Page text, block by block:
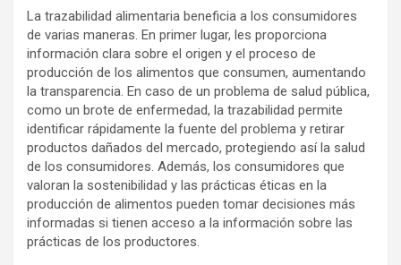
La trazabilidad alimentaria beneficia a los consumidores
de varias maneras. En primer lugar, les proporciona
información clara sobre el origen y el proceso de
producción de los alimentos que consumen, aumentando
la transparencia. En caso de un problema de salud pública,
como un brote de enfermedad, la trazabilidad permite
identificar rápidamente la fuente del problema y retirar
productos dañados del mercado, protegiendo así la salud
de los consumidores. Además, los consumidores que
valoran la sostenibilidad y las prácticas éticas en la
producción de alimentos pueden tomar decisiones más
informadas si tienen acceso a la información sobre las
prácticas de los productores.